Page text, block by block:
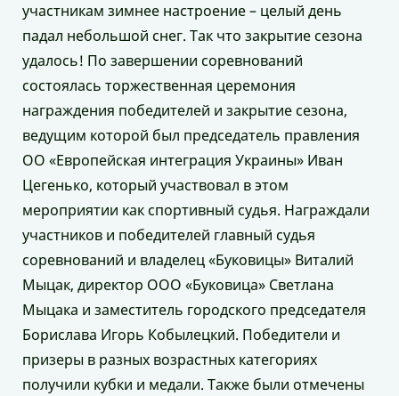
участникам зимнее настроение – целый день
падал небольшой снег. Так что закрытие сезона
удалось! По завершении соревнований
состоялась торжественная церемония
награждения победителей и закрытие сезона,
ведущим которой был председатель правления
ОО «Европейская интеграция Украины» Иван
Цегенько, который участвовал в этом
мероприятии как спортивный судья. Награждали
участников и победителей главный судья
соревнований и владелец «Буковицы» Виталий
Мыцак, директор ООО «Буковица» Светлана
Мыцака и заместитель городского председателя
Борислава Игорь Кобылецкий. Победители и
призеры в разных возрастных категориях
получили кубки и медали. Также были отмечены